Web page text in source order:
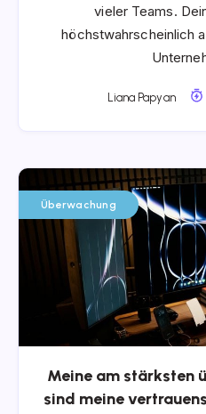
vieler Teams.
höchstwahrscheinlich
Liana Papyan
Überwachung
Meine am stärksten
sind meine